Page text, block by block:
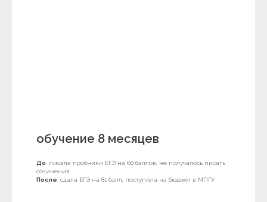
обучение 8 месяцев
До: писала пробники ЕГЭ на 60 баллов, не получалось писать
сочинения
После: сдала ЕГЭ на 81 балл, поступила на бюджет в МПГУ